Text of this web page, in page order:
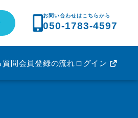
お問い合わせはこちらから
050-1783-4597
質問会員登録の流れログイン